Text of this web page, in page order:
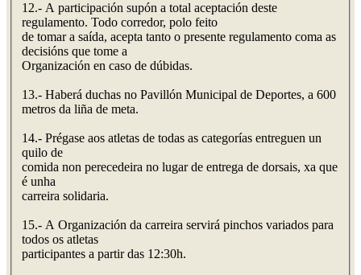
12.- A participación supón a total aceptación deste
regulamento. Todo corredor, polo feito
de tomar a saída, acepta tanto o presente regulamento coma as
decisións que tome a
Organización en caso de dúbidas.
13.- Haberá duchas no Pavillón Municipal de Deportes, a 600
metros da liña de meta.
14.- Prégase aos atletas de todas as categorías entreguen un
quilo de
comida non perecedeira no lugar de entrega de dorsais, xa que
é unha
carreira solidaria.
15.- A Organización da carreira servirá pinchos variados para
todos os atletas
participantes a partir das 12:30h.